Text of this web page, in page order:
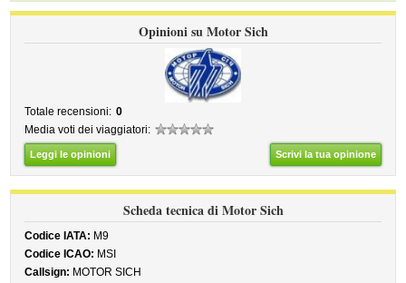
Opinioni su Motor Sich
Totale recensioni: 0
Media voti dei viaggiatori:
Leggi le opinioni Scrivi la tua opinione
Scheda tecnica di Motor Sich
Codice IATA: M9
Codice ICAO: MSI
Callsign: MOTOR SICH